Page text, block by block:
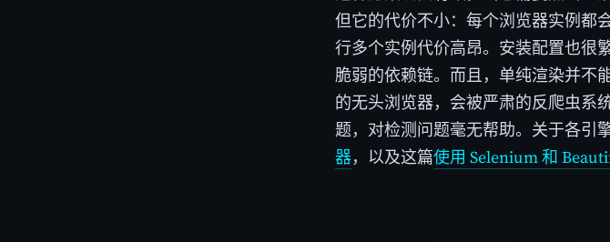
但它的代价不小：每个浏览器实例都
行多个实例代价高昂。安装配置也很
脆弱的依赖链。而且，单纯渲染并不
的无头浏览器，会被严肃的反爬虫系
题，对检测问题毫无帮助。关于各引
器，以及这篇使用 Selenium 和